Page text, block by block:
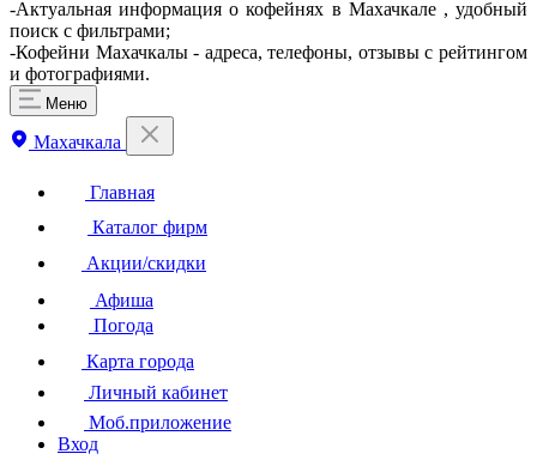
-Актуальная информация о кофейнях в Махачкале , удобный
поиск с фильтрами;
-Кофейни Махачкалы - адреса, телефоны, отзывы с рейтингом
и фотографиями.
Меню
Махачкала
Главная
Каталог фирм
Акции/скидки
Афиша
Погода
Карта города
Личный кабинет
Моб.приложение
Вход